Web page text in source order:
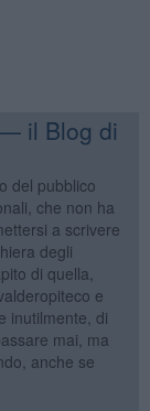
il Blog di
del pubblico
che non ha
a scrivere
degli
di quella,
e
inutilmente, di
mai, ma
anche se